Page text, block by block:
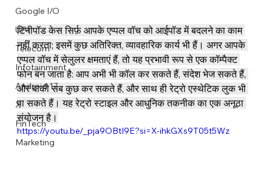
Google I/O
UPI
Telecom
Infotainment
Android 17
X
FinTech
Marketing
टिनीपॉड केस सिर्फ़ आपके एप्पल वॉच को आईपॉड में बदलने का काम
नहीं करता; इसमें कुछ अतिरिक्त, व्यावहारिक कार्य भी हैं। अगर आपके
एप्पल वॉच में सेलुलर क्षमताएं हैं, तो यह प्रभावी रूप से एक कॉम्पैक्ट
फोन बन जाता है: आप अभी भी कॉल कर सकते हैं, संदेश भेज सकते हैं,
और बाकी सब कुछ कर सकते हैं, और साथ ही रेट्रो एस्थेटिक लुक भी
पा सकते हैं। यह रेट्रो स्टाइल और आधुनिक तकनीक का एक अनूठा
संयोजन है।
https://youtu.be/_pja9OBtI9E?si=X-ihkGXs9T05t5Wz